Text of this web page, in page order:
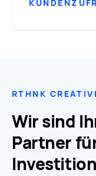
RTHNK
Wir sind
Partner